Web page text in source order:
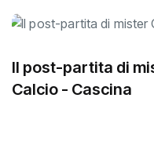
Il post-partita di
Calcio - Cascina